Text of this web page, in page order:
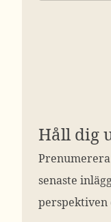
Håll dig
senaste